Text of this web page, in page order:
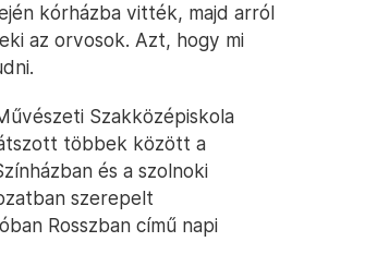
kórházba vitték, majd arról
az orvosok. Azt, hogy mi
Szakközépiskola
többek között a
és a szolnoki
szerepelt
Rosszban című napi